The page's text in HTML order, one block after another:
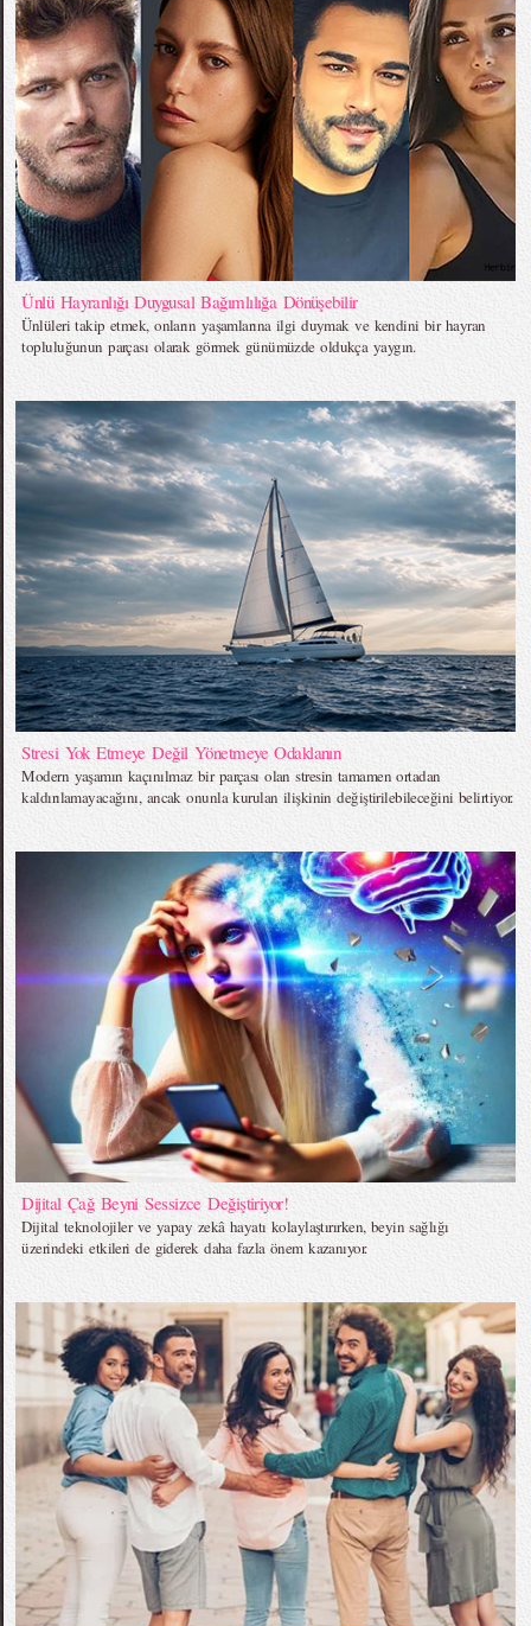
Ünlü Hayranlığı Duygusal Bağımlılığa Dönüşebilir
Ünlüleri takip etmek, onların yaşamlarına ilgi duymak ve kendini bir hayran
topluluğunun parçası olarak görmek günümüzde oldukça yaygın.
Stresi Yok Etmeye Değil Yönetmeye Odaklanın
Modern yaşamın kaçınılmaz bir parçası olan stresin tamamen ortadan
kaldırılamayacağını, ancak onunla kurulan ilişkinin değiştirilebileceğini belirtiyor.
Dijital Çağ Beyni Sessizce Değiştiriyor!
Dijital teknolojiler ve yapay zekâ hayatı kolaylaştırırken, beyin sağlığı
üzerindeki etkileri de giderek daha fazla önem kazanıyor.